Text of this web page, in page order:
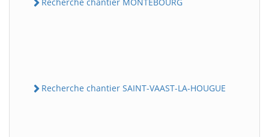
Recherche chantier SAINT-VAAST-LA-HOUGUE